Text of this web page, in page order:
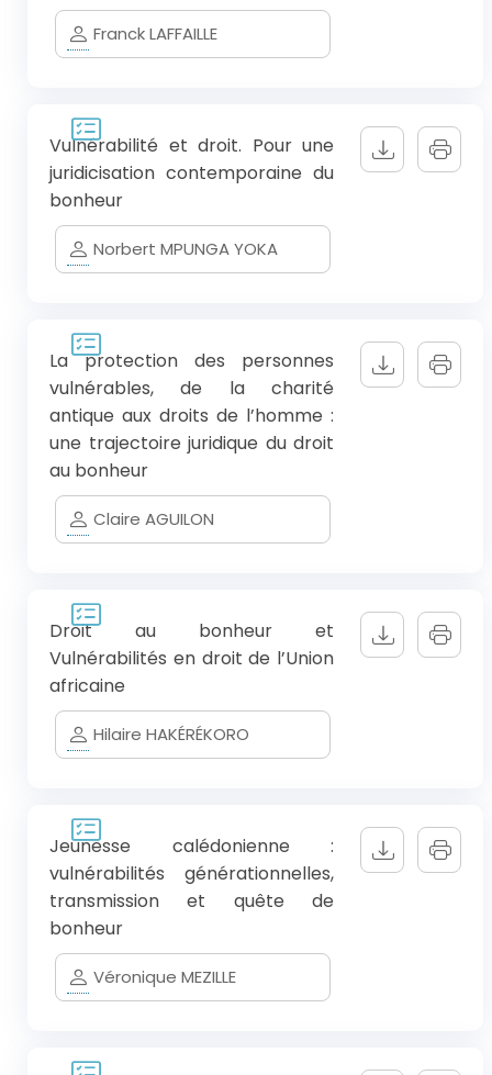
Franck LAFFAILLE
Vulnérabilité et droit. Pour une
juridicisation contemporaine du
bonheur
Norbert MPUNGA YOKA
La protection des personnes
vulnérables, de la charité
antique aux droits de l’homme :
une trajectoire juridique du droit
au bonheur
Claire AGUILON
Droit au bonheur et
Vulnérabilités en droit de l’Union
africaine
Hilaire HAKÉRÉKORO
Jeunesse calédonienne :
vulnérabilités générationnelles,
transmission et quête de
bonheur
Véronique MEZILLE